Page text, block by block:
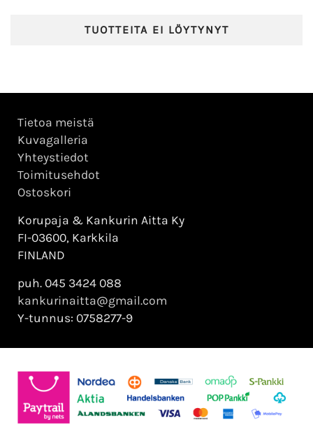
TUOTTEITA EI LÖYTYNYT
Tietoa meistä
Kuvagalleria
Yhteystiedot
Toimitusehdot
Ostoskori
Korupaja & Kankurin Aitta Ky
FI-03600, Karkkila
FINLAND
puh. 045 3424 088
kankurinaitta@gmail.com
Y-tunnus: 0758277-9